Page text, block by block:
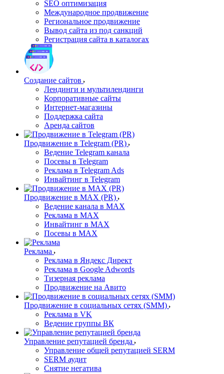
SEO оптимизация
Международное продвижение
Региональное продвижение
Вывод сайта из под санкций
Регистрация сайта в каталогах
Создание сайтов
Лендинги и мультилендинги
Корпоративные сайты
Интернет-магазины
Поддержка сайта
Аренда сайтов
Продвижение в Telegram (PR)
Ведение Telegram канала
Посевы в Telegram
Реклама в Telegram Ads
Инвайтинг в Telegram
Продвижение в MAX (PR)
Ведение канала в MAX
Реклама в MAX
Инвайтинг в MAX
Посевы в MAX
Реклама
Реклама в Яндекс Директ
Реклама в Google Adwords
Тизерная реклама
Продвижение на Авито
Продвижение в социальных сетях (SMM)
Реклама в VK
Ведение группы ВК
Управление репутацией бренда
Управление общей репутацией SERM
SERM аудит
Снятие негатива